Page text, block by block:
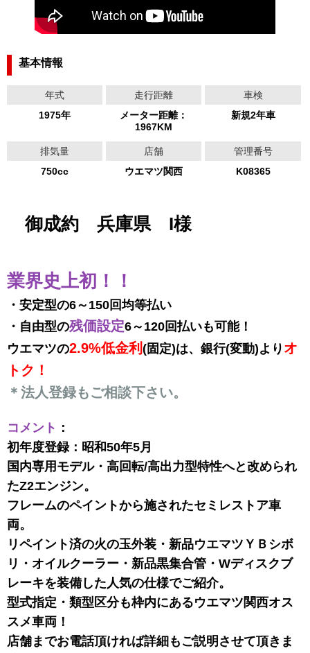
基本情報
年式
1975年
走行距離
メーター距離：
1967KM
車検
新規2年車
排気量
750cc
店舗
ウエマツ関西
管理番号
K08365
御成約 兵庫県 I様
業界史上初！！
・安定型の6～150回均等払い
・自由型の残価設定6～120回払いも可能！
ウエマツの2.9%低金利 (固定)は、 銀行(変動)より オ
トク！
＊法人登録もご相談下さい。
コメント ：
初年度登録：昭和50年5月
国内専用モデル・高回転/高出力型特性へと改められ
たZ2エンジン。
フレームのペイントから施されたセミレストア車
両。
リペイント済の火の玉外装・新品ウエマツＹＢシボ
リ・オイルクーラー・新品黒集合管・Wディスクブ
レーキを装備した人気の仕様でご紹介。
型式指定・類型区分も枠内にあるウエマツ関西オス
スメ車両！
店舗までお電話頂ければ詳細もご説明させて頂きま